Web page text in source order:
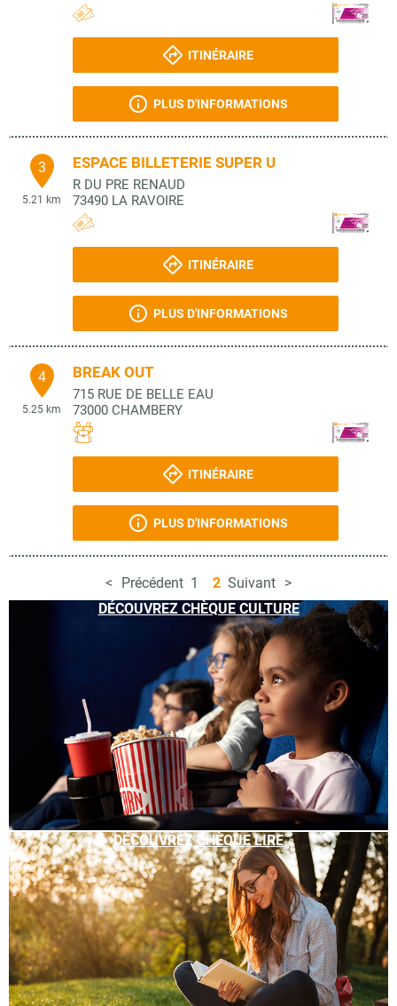
ITINÉRAIRE
PLUS D'INFORMATIONS
3
5.21 km
ESPACE BILLETERIE SUPER U
R DU PRE RENAUD
73490 LA RAVOIRE
ITINÉRAIRE
PLUS D'INFORMATIONS
4
5.25 km
BREAK OUT
715 RUE DE BELLE EAU
73000 CHAMBERY
ITINÉRAIRE
PLUS D'INFORMATIONS
Précédent 1 2 Suivant
DÉCOUVREZ CHÈQUE CULTURE
DÉCOUVREZ CHÈQUE LIRE